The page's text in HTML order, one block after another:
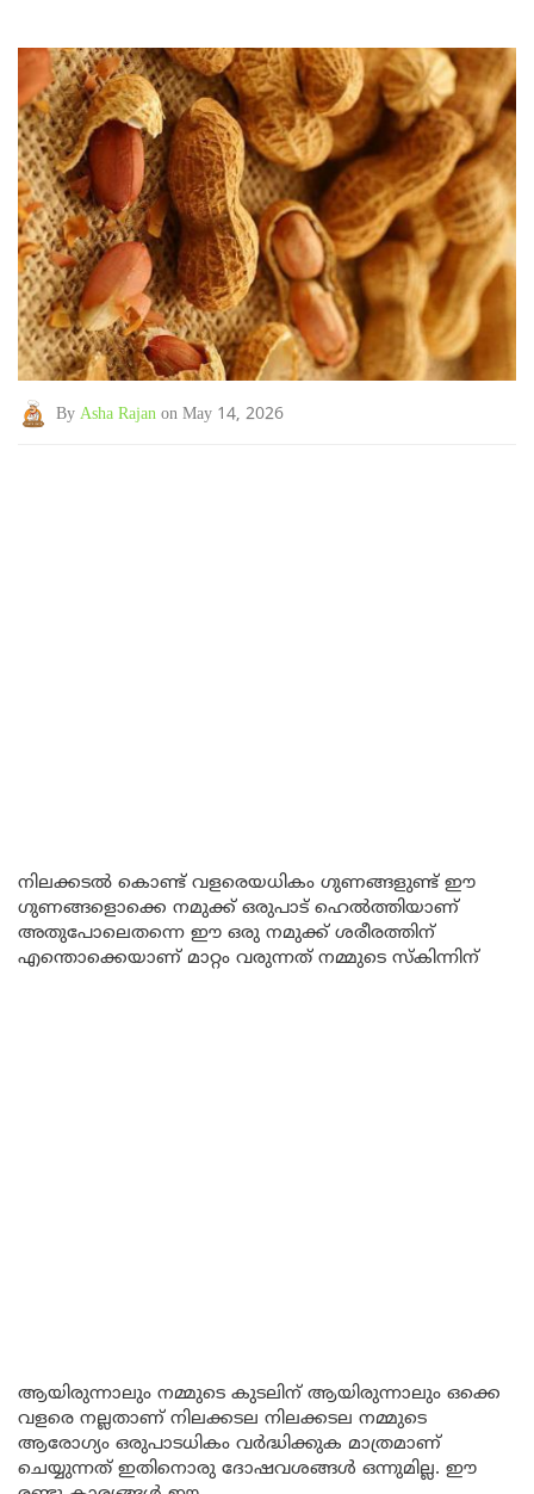
By Asha Rajan on May 14, 2026
നിലക്കടൽ കൊണ്ട് വളരെയധികം ഗുണങ്ങളുണ്ട് ഈ
ഗുണങ്ങളൊക്കെ നമുക്ക് ഒരുപാട് ഹെൽത്തിയാണ്
അതുപോലെതന്നെ ഈ ഒരു നമുക്ക് ശരീരത്തിന്
എന്തൊക്കെയാണ് മാറ്റം വരുന്നത് നമ്മുടെ സ്കിന്നിന്
ആയിരുന്നാലും നമ്മുടെ കുടലിന് ആയിരുന്നാലും ഒക്കെ
വളരെ നല്ലതാണ് നിലക്കടല നിലക്കടല നമ്മുടെ
ആരോഗ്യം ഒരുപാടധികം വർദ്ധിക്കുക മാത്രമാണ്
ചെയ്യുന്നത് ഇതിനൊരു ദോഷവശങ്ങൾ ഒന്നുമില്ല. ഈ